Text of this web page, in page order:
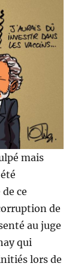
mais
ce
de
au juge
qui
lors de